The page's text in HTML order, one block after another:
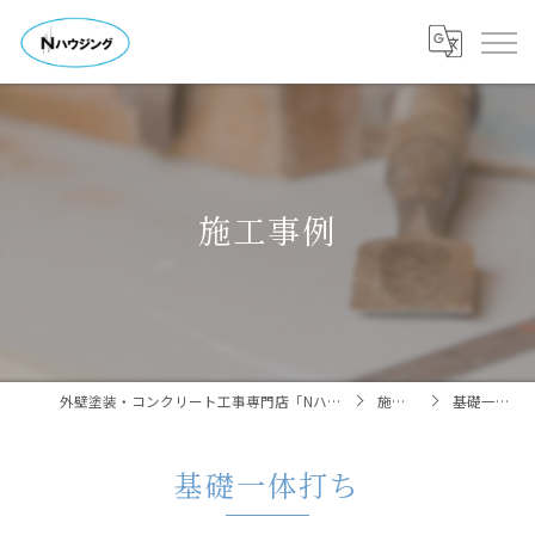
施工事例
外壁塗装・コンクリート工事専門店「Nハウジング」㈱中野工業 施工事例 基礎一体打ち
基礎一体打ち